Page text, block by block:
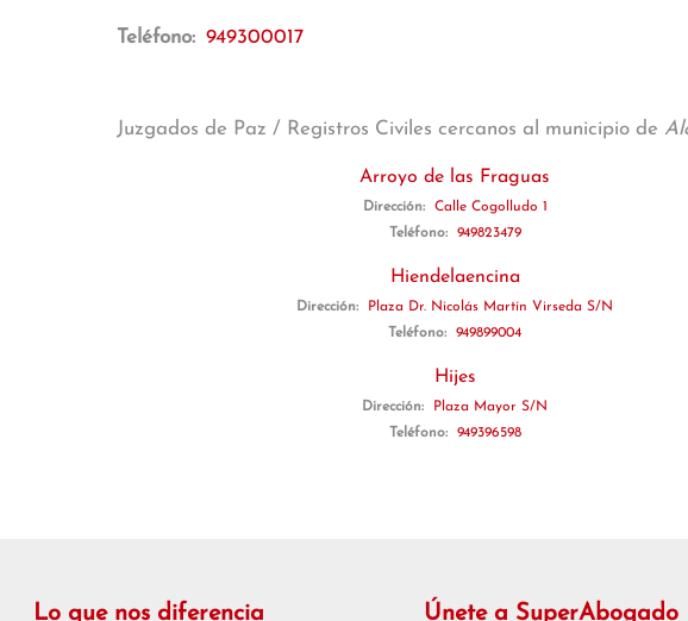
Teléfono: 949300017
Juzgados de Paz / Registros Civiles cercanos al municipio de
Arroyo de las Fraguas
Dirección:
Calle Cogolludo 1
Teléfono:
949823479
Hiendelaencina
Dirección:
Plaza Dr. Nicolás Martín Virseda S/N
Teléfono:
949899004
Hijes
Dirección:
Plaza Mayor S/N
Teléfono:
949396598
Lo que nos diferencia Únete a SuperAbogado